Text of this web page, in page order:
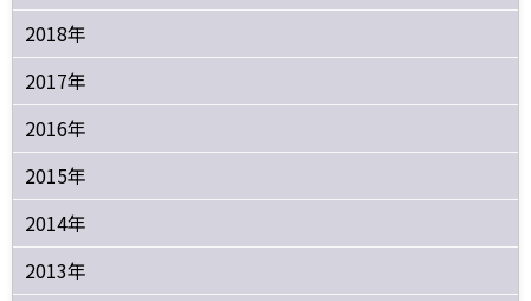
2018年
2017年
2016年
2015年
2014年
2013年